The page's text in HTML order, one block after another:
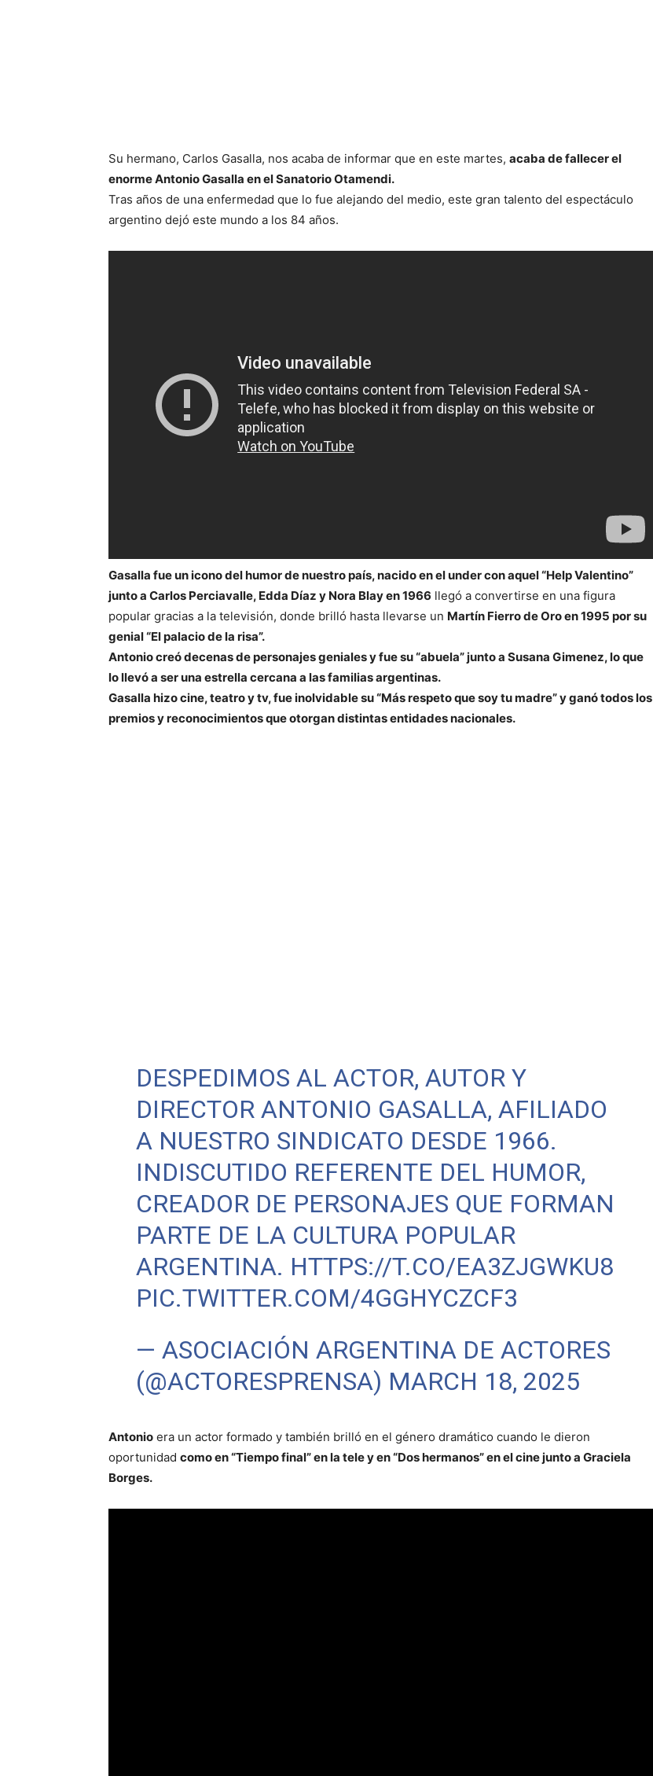
Su hermano, Carlos Gasalla, nos acaba de informar que en este martes, acaba de fallecer el
enorme Antonio Gasalla en el Sanatorio Otamendi.
Tras años de una enfermedad que lo fue alejando del medio, este gran talento del espectáculo
argentino dejó este mundo a los 84 años.
Gasalla fue un icono del humor de nuestro país, nacido en el under con aquel “Help Valentino”
junto a Carlos Perciavalle, Edda Díaz y Nora Blay en 1966 llegó a convertirse en una figura
popular gracias a la televisión, donde brilló hasta llevarse un Martín Fierro de Oro en 1995 por su
genial “El palacio de la risa”.
Antonio creó decenas de personajes geniales y fue su “abuela” junto a Susana Gimenez, lo que
lo llevó a ser una estrella cercana a las familias argentinas.
Gasalla hizo cine, teatro y tv, fue inolvidable su “Más respeto que soy tu madre” y ganó todos los
premios y reconocimientos que otorgan distintas entidades nacionales.
DESPEDIMOS AL ACTOR, AUTOR Y
DIRECTOR ANTONIO GASALLA, AFILIADO
A NUESTRO SINDICATO DESDE 1966.
INDISCUTIDO REFERENTE DEL HUMOR,
CREADOR DE PERSONAJES QUE FORMAN
PARTE DE LA CULTURA POPULAR
ARGENTINA. HTTPS://T.CO/EA3ZJGWKU8
PIC.TWITTER.COM/4GGHYCZCF3
— ASOCIACIÓN ARGENTINA DE ACTORES
(@ACTORESPRENSA) MARCH 18, 2025
Antonio era un actor formado y también brilló en el género dramático cuando le dieron
oportunidad como en “Tiempo final” en la tele y en “Dos hermanos” en el cine junto a Graciela
Borges.